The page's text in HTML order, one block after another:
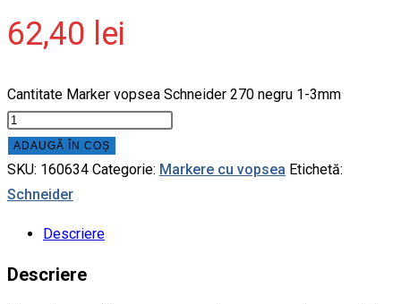
62,40 lei
Cantitate Marker vopsea Schneider 270 negru 1-3mm
ADAUGĂ ÎN COȘ
SKU: 160634 Categorie: Markere cu vopsea Etichetă:
Schneider
Descriere
Descriere